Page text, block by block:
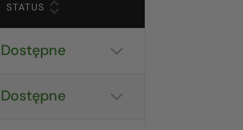
STATUS
Dostępne Pokaż szczegóły
Dostępne Pokaż szczegóły